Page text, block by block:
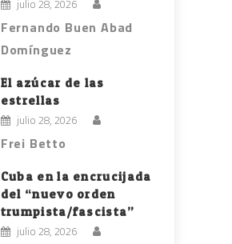
julio 28, 2026
Fernando Buen Abad
Domínguez
El azúcar de las
estrellas
julio 28, 2026
Frei Betto
Cuba en la encrucijada
del “nuevo orden
trumpista/fascista”
julio 28, 2026